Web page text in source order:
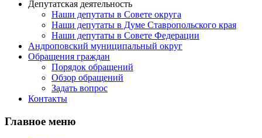
Депутатская деятельность
Наши депутаты в Совете округа
Наши депутаты в Думе Ставропольского края
Наши депутаты в Совете Федерации
Андроповский муниципальный округ
Обращения граждан
Порядок обращений
Обзор обращений
Задать вопрос
Контакты
Главное меню